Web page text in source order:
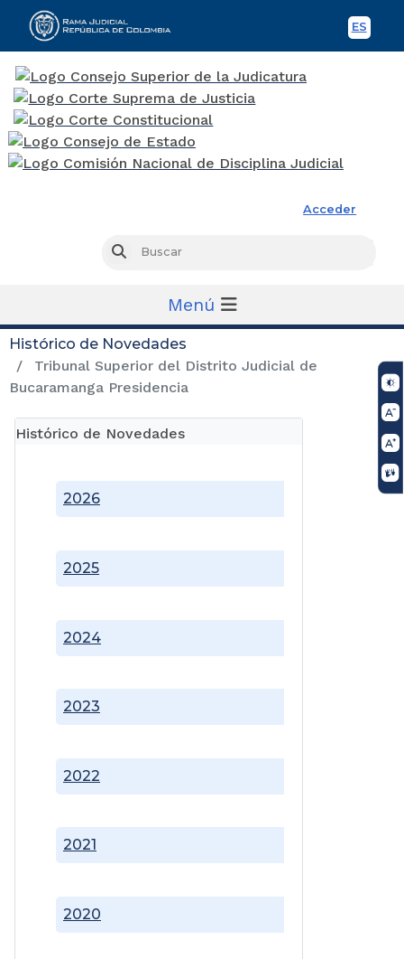
ES
Acceder
Buscar
Menú
Histórico de Novedades
Tribunal Superior del Distrito Judicial de
Bucaramanga Presidencia
Histórico de Novedades
2020
2021
2022
2023
2024
2025
2026